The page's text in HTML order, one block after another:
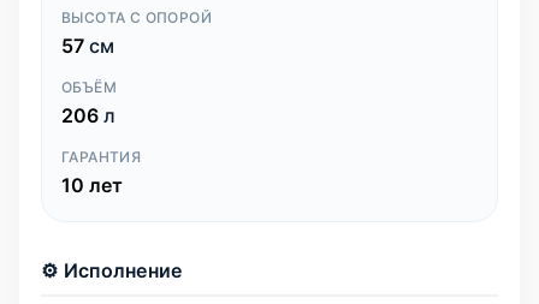
ВЫСОТА С ОПОРОЙ
57 см
ОБЪЁМ
206 л
ГАРАНТИЯ
10 лет
⚙️ Исполнение